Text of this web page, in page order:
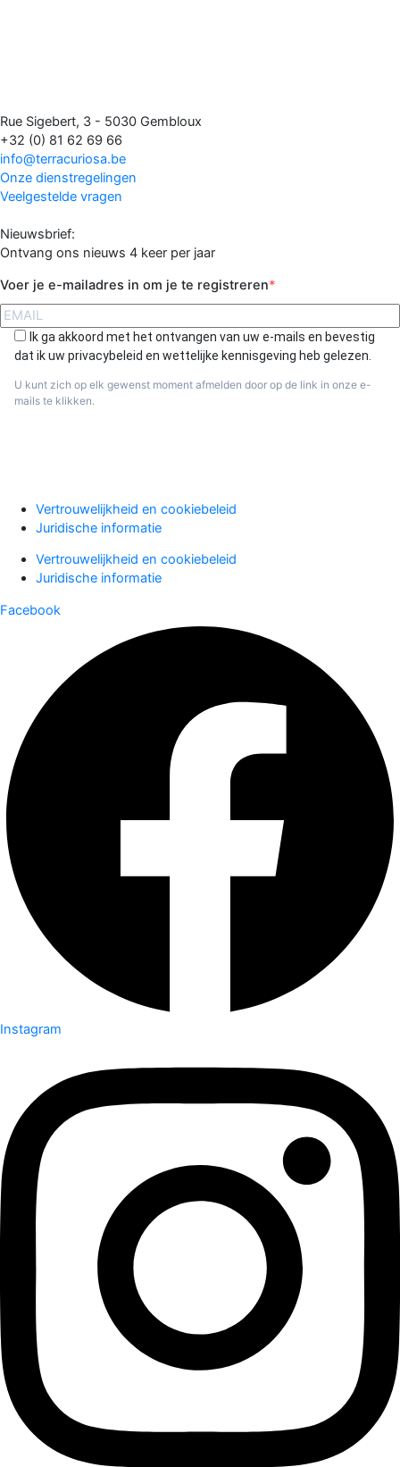
Rue Sigebert, 3 - 5030 Gembloux
+32 (0) 81 62 69 66
info@terracuriosa.be
Onze dienstregelingen
Veelgestelde vragen
Nieuwsbrief:
Ontvang ons nieuws 4 keer per jaar
Voer je e-mailadres in om je te registreren
Ik ga akkoord met het ontvangen van uw e-mails en bevestig
dat ik uw privacybeleid en wettelijke kennisgeving heb gelezen.
U kunt zich op elk gewenst moment afmelden door op de link in onze e-
mails te klikken.
Vertrouwelijkheid en cookiebeleid
Juridische informatie
Vertrouwelijkheid en cookiebeleid
Juridische informatie
Facebook
Instagram